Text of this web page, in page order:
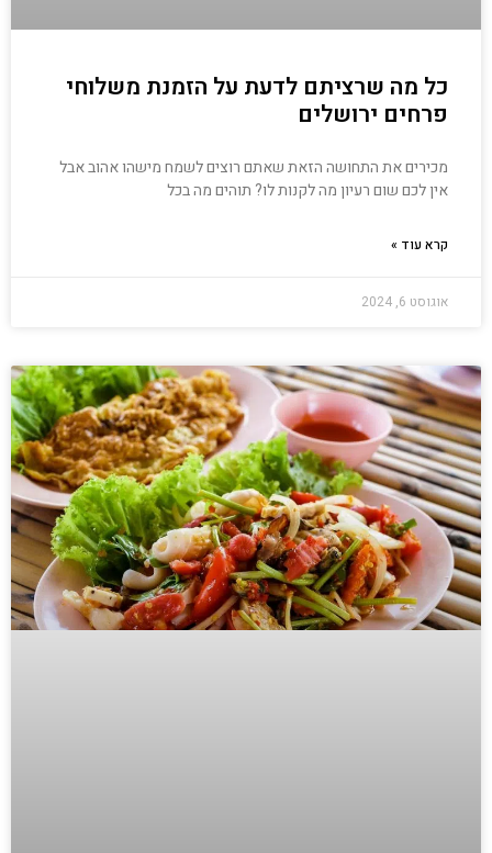
כל מה שרציתם לדעת על הזמנת משלוחי
פרחים ירושלים
מכירים את התחושה הזאת שאתם רוצים לשמח מישהו אהוב אבל
אין לכם שום רעיון מה לקנות לו? תוהים מה בכל
קרא עוד »
אוגוסט 6, 2024